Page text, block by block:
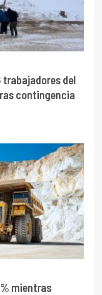
trabajadores del
contingencia
mientras